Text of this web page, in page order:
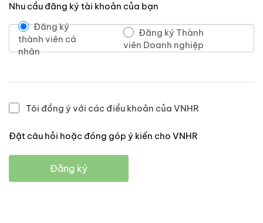
Nhu cầu đăng ký tài khoản của bạn
Đăng ký
thành viên cá
nhân
Đăng ký Thành
viên Doanh nghiệp
Tôi đồng ý với các điều khoản của VNHR
Đặt câu hỏi hoặc đóng góp ý kiến cho VNHR
Đăng ký